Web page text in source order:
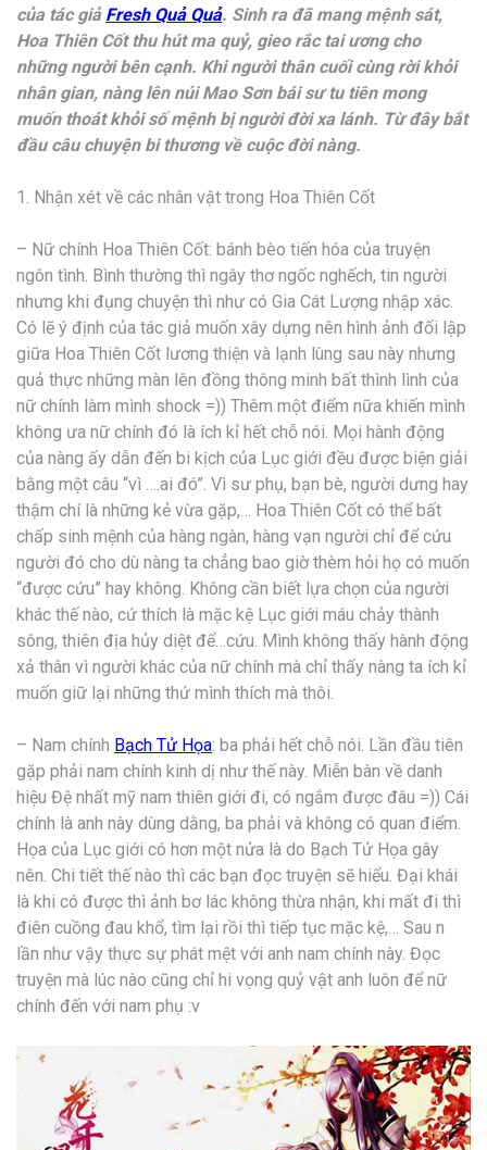
của tác giả Fresh Quả Quả. Sinh ra đã mang mệnh sát,
Hoa Thiên Cốt thu hút ma quỷ, gieo rắc tai ương cho
những người bên cạnh. Khi người thân cuối cùng rời khỏi
nhân gian, nàng lên núi Mao Sơn bái sư tu tiên mong
muốn thoát khỏi số mệnh bị người đời xa lánh. Từ đây bắt
đầu câu chuyện bi thương về cuộc đời nàng.
1. Nhận xét về các nhân vật trong Hoa Thiên Cốt
– Nữ chính Hoa Thiên Cốt: bánh bèo tiến hóa của truyện
ngôn tình. Bình thường thì ngây thơ ngốc nghếch, tin người
nhưng khi đụng chuyện thì như có Gia Cát Lượng nhập xác.
Có lẽ ý định của tác giả muốn xây dựng nên hình ảnh đối lập
giữa Hoa Thiên Cốt lương thiện và lạnh lùng sau này nhưng
quả thực những màn lên đồng thông minh bất thình lình của
nữ chính làm mình shock =)) Thêm một điểm nữa khiến mình
không ưa nữ chính đó là ích kỉ hết chỗ nói. Mọi hành động
của nàng ấy dẫn đến bi kịch của Lục giới đều được biện giải
bằng một câu “vì ….ai đó”. Vì sư phụ, bạn bè, người dưng hay
thậm chí là những kẻ vừa gặp,… Hoa Thiên Cốt có thể bất
chấp sinh mệnh của hàng ngàn, hàng vạn người chỉ để cứu
người đó cho dù nàng ta chẳng bao giờ thèm hỏi họ có muốn
“được cứu” hay không. Không cần biết lựa chọn của người
khác thế nào, cứ thích là mặc kệ Lục giới máu chảy thành
sông, thiên địa hủy diệt để…cứu. Mình không thấy hành động
xả thân vì người khác của nữ chính mà chỉ thấy nàng ta ích kỉ
muốn giữ lại những thứ mình thích mà thôi.
– Nam chính Bạch Tử Họa: ba phải hết chỗ nói. Lần đầu tiên
gặp phải nam chính kinh dị như thế này. Miễn bàn về danh
hiệu Đệ nhất mỹ nam thiên giới đi, có ngắm được đâu =)) Cái
chính là anh này dùng dằng, ba phải và không có quan điểm.
Họa của Lục giới có hơn một nửa là do Bạch Tử Họa gây
nên. Chi tiết thế nào thì các bạn đọc truyện sẽ hiểu. Đại khái
là khi có được thì ảnh bơ lác không thừa nhận, khi mất đi thì
điên cuồng đau khổ, tìm lại rồi thì tiếp tục mặc kệ,… Sau n
lần như vậy thực sự phát mệt với anh nam chính này. Đọc
truyện mà lúc nào cũng chỉ hi vọng quỷ vật anh luôn để nữ
chính đến với nam phụ :v